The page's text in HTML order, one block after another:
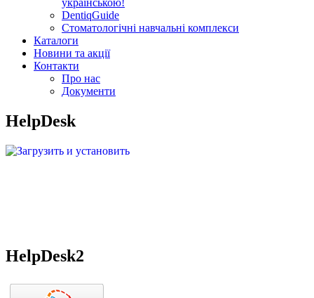
українською!
DentiqGuide
Стоматологічні навчальні комплекси
Каталоги
Новини та акції
Контакти
Про нас
Документи
HelpDesk
HelpDesk2